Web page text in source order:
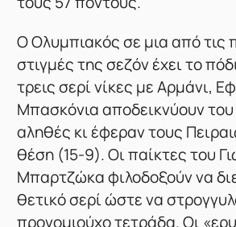
Ο Ολυμπιακός σε μια από τις
στιγμές της σεζόν έχει το
τρεις σερί νίκες με Αρμάνι,
Μπασκόνια αποδεικνύουν του
αληθές κι έφεραν τους
θέση (15-9). Οι παίκτες του
Μπαρτζώκα φιλοδοξούν να
θετικό σερί ώστε να
προνομιούχο τετράδα. Οι